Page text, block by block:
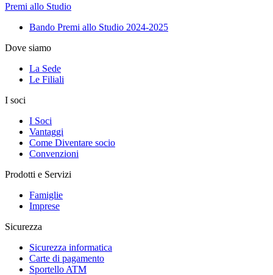
Premi allo Studio
Bando Premi allo Studio 2024-2025
Dove siamo
La Sede
Le Filiali
I soci
I Soci
Vantaggi
Come Diventare socio
Convenzioni
Prodotti e Servizi
Famiglie
Imprese
Sicurezza
Sicurezza informatica
Carte di pagamento
Sportello ATM